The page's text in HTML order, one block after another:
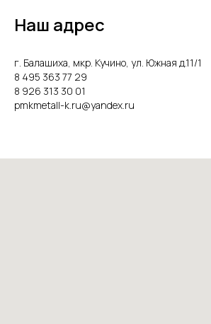
Наш адрес
г. Балашиха, мкр. Кучино, ул. Южная д.11/1
8 495 363 77 29
8 926 313 30 01
pmkmetall-k.ru@yandex.ru